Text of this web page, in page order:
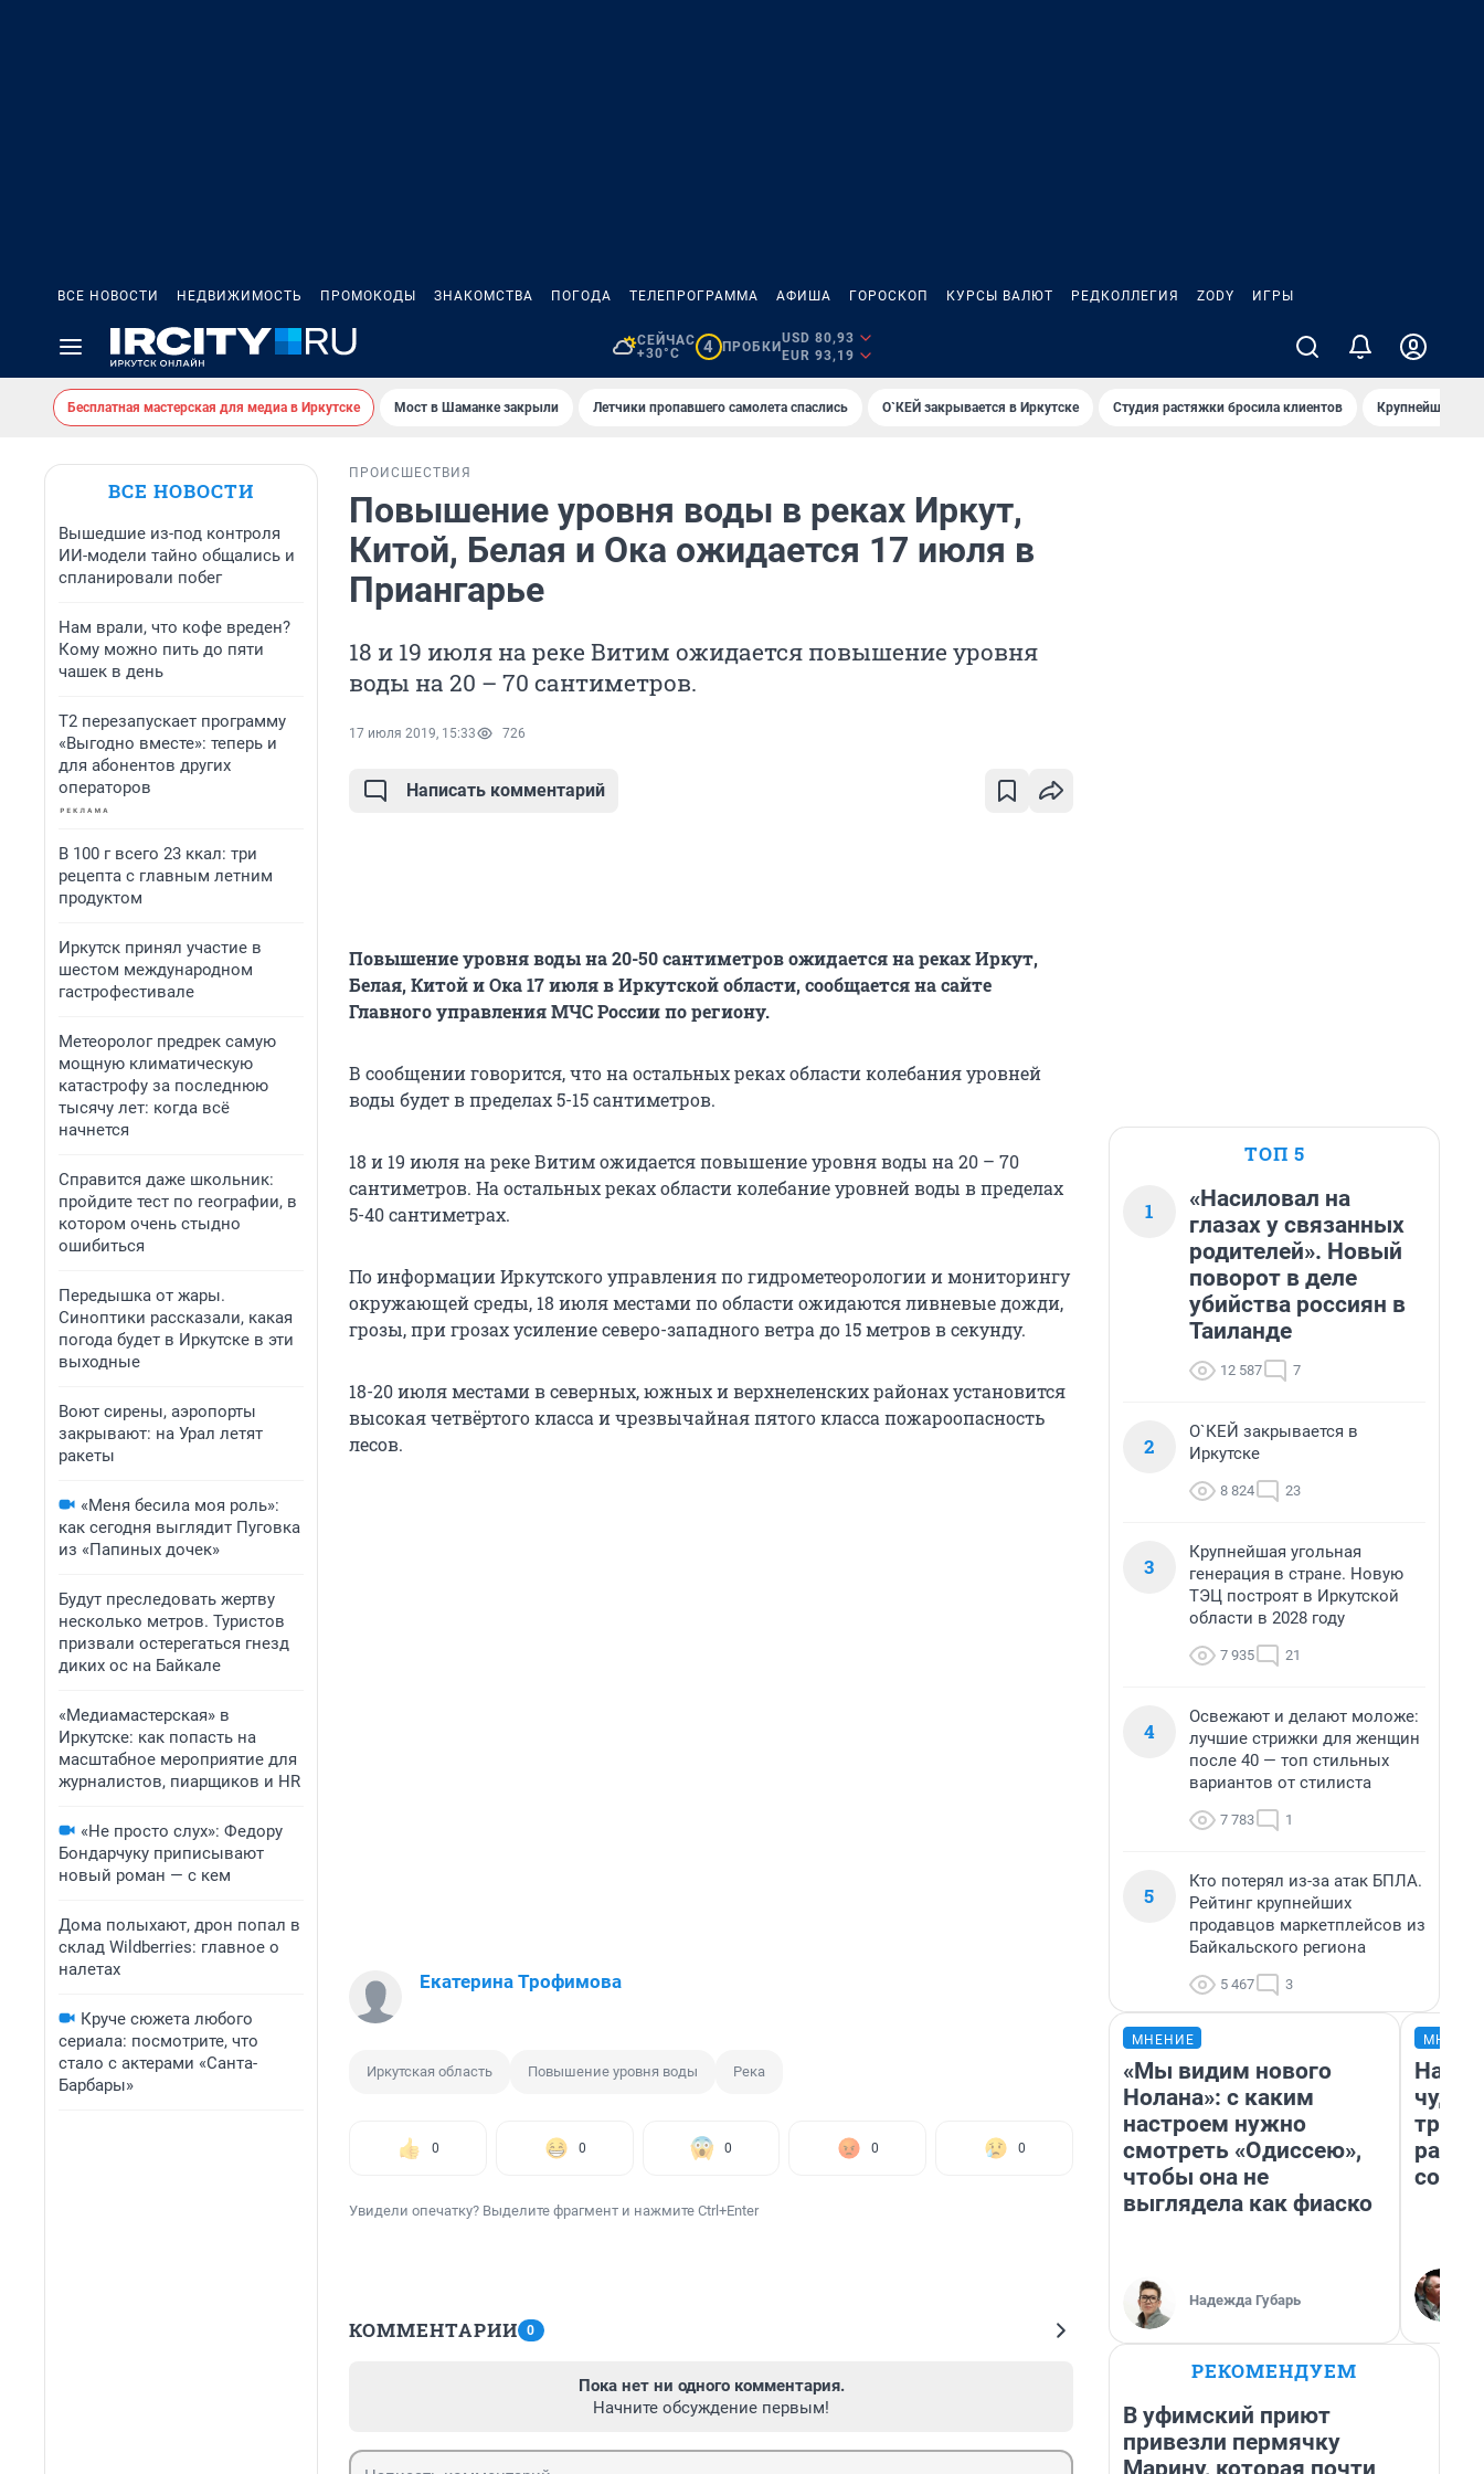
ВСЕ НОВОСТИ НЕДВИЖИМОСТЬ ПРОМОКОДЫ ЗНАКОМСТВА ПОГОДА ТЕЛЕПРОГРАММА АФИША ГОРОСКОП КУРСЫ ВАЛЮТ РЕДКОЛЛЕГИЯ ZODY ИГРЫ
СЕЙЧАС
+30°C
4 ПРОБКИ
USD 80,93
EUR 93,19
Бесплатная мастерская для медиа в Иркутске Мост в Шаманке закрыли Летчики пропавшего самолета спаслись О`КЕЙ закрывается в Иркутске Студия растяжки бросила клиентов Крупнейшие
ВСЕ НОВОСТИ
Вышедшие из-под контроля
ИИ-модели тайно общались и
спланировали побег
Нам врали, что кофе вреден?
Кому можно пить до пяти
чашек в день
Т2 перезапускает программу
«Выгодно вместе»: теперь и
для абонентов других
операторов
В 100 г всего 23 ккал: три
рецепта с главным летним
продуктом
Иркутск принял участие в
шестом международном
гастрофестивале
Метеоролог предрек самую
мощную климатическую
катастрофу за последнюю
тысячу лет: когда всё
начнется
Справится даже школьник:
пройдите тест по географии, в
котором очень стыдно
ошибиться
Передышка от жары.
Синоптики рассказали, какая
погода будет в Иркутске в эти
выходные
Воют сирены, аэропорты
закрывают: на Урал летят
ракеты
«Меня бесила моя роль»:
как сегодня выглядит Пуговка
из «Папиных дочек»
Будут преследовать жертву
несколько метров. Туристов
призвали остерегаться гнезд
диких ос на Байкале
«Медиамастерская» в
Иркутске: как попасть на
масштабное мероприятие для
журналистов, пиарщиков и HR
«Не просто слух»: Федору
Бондарчуку приписывают
новый роман — с кем
Дома полыхают, дрон попал в
склад Wildberries: главное о
налетах
Круче сюжета любого
сериала: посмотрите, что
стало с актерами «Санта-
Барбары»
ПРОИСШЕСТВИЯ
Повышение уровня воды в реках Иркут,
Китой, Белая и Ока ожидается 17 июля в
Приангарье
18 и 19 июля на реке Витим ожидается повышение уровня
воды на 20 – 70 сантиметров.
17 июля 2019, 15:33 726
Написать комментарий
Повышение уровня воды на 20-50 сантиметров ожидается на реках Иркут,
Белая, Китой и Ока 17 июля в Иркутской области, сообщается на сайте
Главного управления МЧС России по региону.
В сообщении говорится, что на остальных реках области колебания уровней
воды будет в пределах 5-15 сантиметров.
18 и 19 июля на реке Витим ожидается повышение уровня воды на 20 – 70
сантиметров. На остальных реках области колебание уровней воды в пределах
5-40 сантиметрах.
По информации Иркутского управления по гидрометеорологии и мониторингу
окружающей среды, 18 июля местами по области ожидаются ливневые дожди,
грозы, при грозах усиление северо-западного ветра до 15 метров в секунду.
18-20 июля местами в северных, южных и верхнеленских районах установится
высокая четвёртого класса и чрезвычайная пятого класса пожароопасность
лесов.
Екатерина Трофимова
Иркутская область Повышение уровня воды Река
0 0 0 0 0
Увидели опечатку? Выделите фрагмент и нажмите Ctrl+Enter
КОММЕНТАРИИ 0
Пока нет ни одного комментария.
Начните обсуждение первым!
ТОП 5
1
«Насиловал на
глазах у связанных
родителей». Новый
поворот в деле
убийства россиян в
Таиланде
12 587 7
2
О`КЕЙ закрывается в
Иркутске
8 824 23
3
Крупнейшая угольная
генерация в стране. Новую
ТЭЦ построят в Иркутской
области в 2028 году
7 935 21
4
Освежают и делают моложе:
лучшие стрижки для женщин
после 40 — топ стильных
вариантов от стилиста
7 783 1
5
Кто потерял из-за атак БПЛА.
Рейтинг крупнейших
продавцов маркетплейсов из
Байкальского региона
5 467 3
МНЕНИЕ
«Мы видим нового
Нолана»: с каким
настроем нужно
смотреть «Одиссею»,
чтобы она не
выглядела как фиаско
Надежда Губарь
РЕКОМЕНДУЕМ
В уфимский приют
привезли пермячку
Марину, которая почти